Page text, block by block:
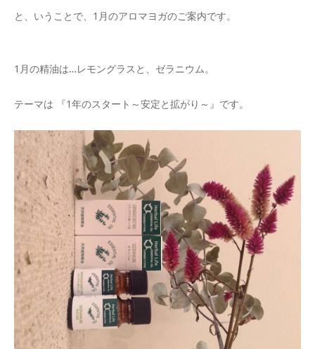
と、いうことで、1月のアロマヨガのご案内です。
1月の精油は…レモングラスと、ゼラニウム。
テーマは 『1年のスタート～安定と拡がり～』です。